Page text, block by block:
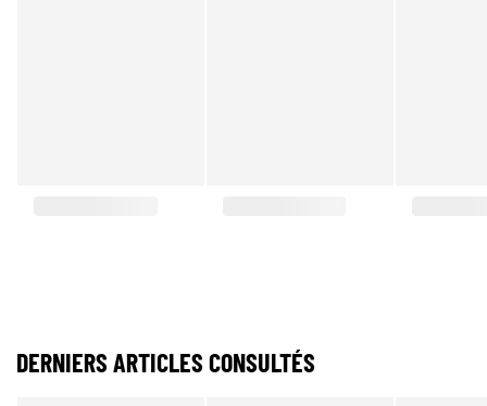
DERNIERS ARTICLES CONSULTÉS